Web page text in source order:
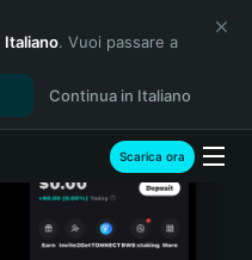
Italiano. Vuoi passare a
Continua in Italiano
Scarica ora